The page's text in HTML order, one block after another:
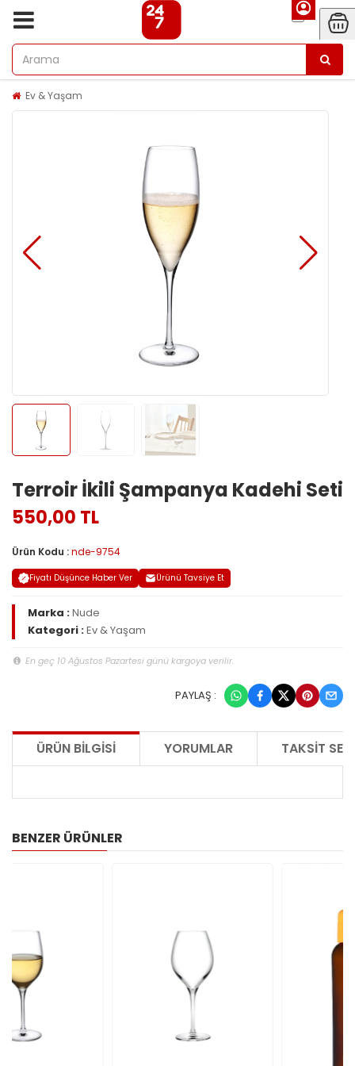
Ev & Yaşam
Terroir İkili Şampanya Kadehi Seti
550,00 TL
Ürün Kodu :nde-9754
Fiyatı Düşünce Haber Ver Ürünü Tavsiye Et
Marka :Nude
Kategori :Ev & Yaşam
En geç 10 Ağustos Pazartesi günü kargoya verilir.
PAYLAŞ :
ÜRÜN BILGISI YORUMLAR TAKSIT
BENZER ÜRÜNLER